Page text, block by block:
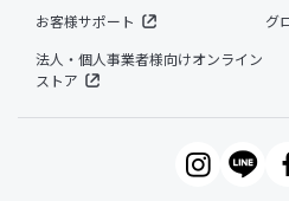
お客様サポート
グ
法人・個人事業者様向けオンライン
ストア